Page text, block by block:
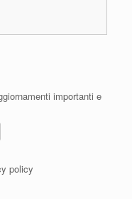
importanti e
policy